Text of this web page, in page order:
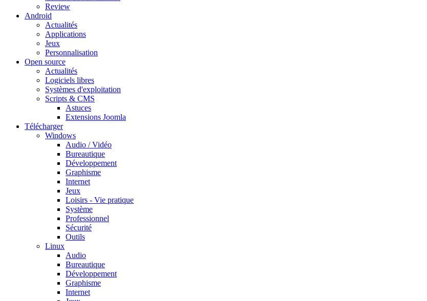
Review
Android
Actualités
Applications
Jeux
Personnalisation
Open source
Actualités
Logiciels libres
Systèmes d'exploitation
Scripts & CMS
Astuces
Extensions Joomla
Télécharger
Windows
Audio / Vidéo
Bureautique
Développement
Graphisme
Internet
Jeux
Loisirs - Vie pratique
Système
Professionnel
Sécurité
Outils
Linux
Audio
Bureautique
Développement
Graphisme
Internet